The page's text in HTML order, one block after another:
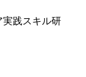
践スキル研